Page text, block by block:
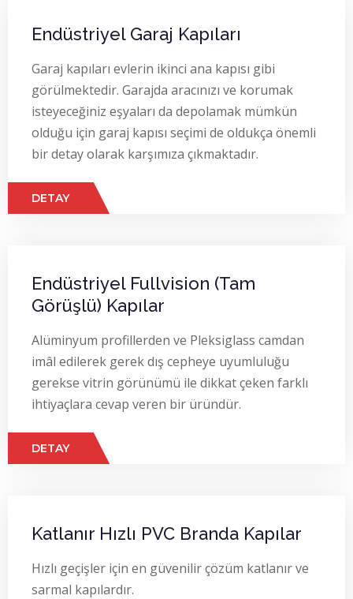
Endüstriyel Garaj Kapıları
Garaj kapıları evlerin ikinci ana kapısı gibi
görülmektedir. Garajda aracınızı ve korumak
isteyeceğiniz eşyaları da depolamak mümkün
olduğu için garaj kapısı seçimi de oldukça önemli
bir detay olarak karşımıza çıkmaktadır.
DETAY
Endüstriyel Fullvision (Tam
Görüşlü) Kapılar
Alüminyum profillerden ve Pleksiglass camdan
imâl edilerek gerek dış cepheye uyumluluğu
gerekse vitrin görünümü ile dikkat çeken farklı
ihtiyaçlara cevap veren bir üründür.
DETAY
Katlanır Hızlı PVC Branda Kapılar
Hızlı geçişler için en güvenilir çözüm katlanır ve
sarmal kapılardır.